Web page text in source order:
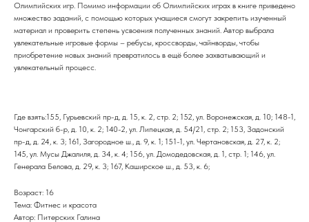
Олимпийских игр. Помимо информации об Олимпийских играх в книге приведено
множество заданий, с помощью которых учащиеся смогут закрепить изученный
материал и проверить степень усвоения полученных знаний. Автор выбрала
увлекательные игровые формы – ребусы, кроссворды, чайнворды, чтобы
приобретение новых знаний превратилось в ещё более захватывающий и
увлекательный процесс.
Где взять:155, Гурьевский пр-д, д. 15, к. 2, стр. 2; 152, ул. Воронежская, д. 10; 148-1,
Чонгарский б-р, д. 10, к. 2; 140-2, ул. Липецкая, д. 54/21, стр. 2; 153, Задонский
пр-д, д. 24, к. 3; 161, Загородное ш., д. 9, к. 1; 151-1, ул. Чертановская, д. 27, к. 2;
145, ул. Мусы Джалиля, д. 34, к. 4; 156, ул. Домодедовская, д. 1, стр. 1; 146, ул.
Генерала Белова, д. 29, к. 3; 167, Каширское ш., д. 53, к. 6;
Возраст: 16
Тема: Фитнес и красота
Автор: Питерских Галина